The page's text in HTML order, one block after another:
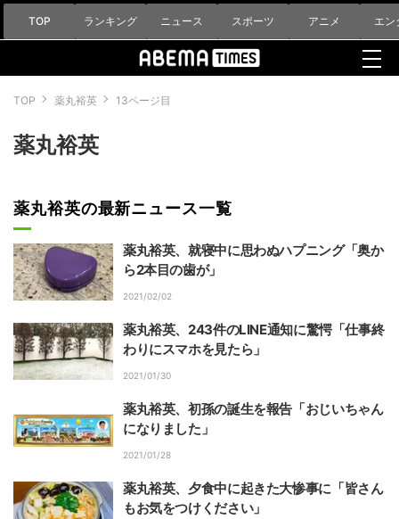
TOP ランキング ニュース スポーツ アニメ エン
TOP 薬丸裕英 13ページ目
薬丸裕英
薬丸裕英の最新ニュース一覧
薬丸裕英、就寝中に思わぬハプニング「奥か
ら2本目の歯が」
2021/02/02
薬丸裕英、243件のLINE通知に驚愕「仕事終
わりにスマホを見たら」
2021/01/30
薬丸裕英、初孫の誕生を報告「おじいちゃん
になりました」
2021/01/28
薬丸裕英、夕食中に起きた大惨事に「皆さん
もお気をつけください」